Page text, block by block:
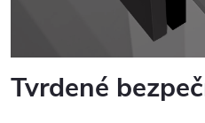
Tvrdené